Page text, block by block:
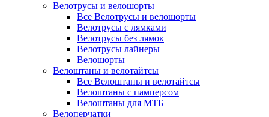
Велотрусы и велошорты
Все Велотрусы и велошорты
Велотрусы с лямками
Велотрусы без лямок
Велотрусы лайнеры
Велошорты
Велоштаны и велотайтсы
Все Велоштаны и велотайтсы
Велоштаны с памперсом
Велоштаны для МТБ
Велоперчатки